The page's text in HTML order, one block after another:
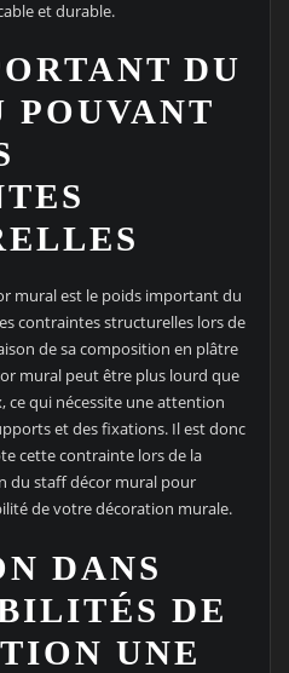
et durable.
DU
POUVANT
mural est le poids important du
contraintes structurelles lors de
de sa composition en plâtre
mural peut être plus lourd que
ce qui nécessite une attention
et des fixations. Il est donc
cette contrainte lors de la
du staff décor mural pour
de votre décoration murale.
DANS
DE
UNE